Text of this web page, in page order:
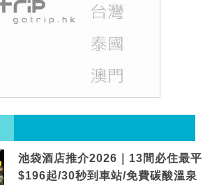
池袋酒店推介2026｜13間必住最平
$196起/30秒到車站/免費碳酸溫泉